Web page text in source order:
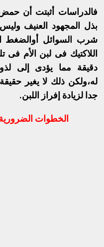
فالدراسات أثبتت أن حمض
بذل المجهود العنيف
شرب السوائل أوالضغط
دقيقة مما يؤدى إلى
له،ولكن ذلك لا يغير
جدا لزيادة إفراز اللبن.
الخطوات الضرورية